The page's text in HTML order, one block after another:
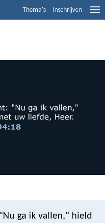
Thema's Inschrijven
ga ik vallen," hield